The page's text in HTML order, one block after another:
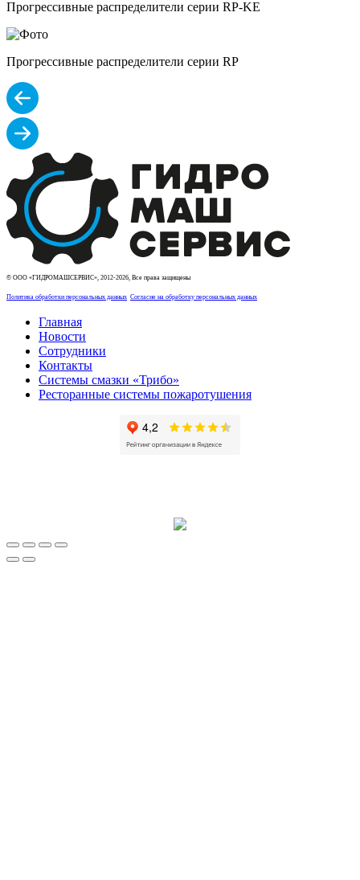
Прогрессивные распределители серии RP-KE
Прогрессивные распределители серии RP
© ООО «ГИДРОМАШСЕРВИС», 2012-2026, Все права защищены
Политика обработки персональных данных Согласие на обработку персональных данных
Главная
Новости
Сотрудники
Контакты
Системы смазки «Трибо»
Ресторанные системы пожаротушения